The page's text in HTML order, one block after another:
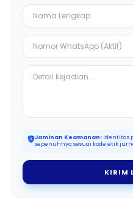
Jaminan Keamanan: Identitas
sepenuhnya sesuai kode etik
KIRIM